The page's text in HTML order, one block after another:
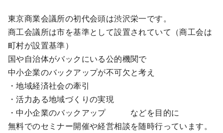
東京商業会議所の初代会頭は渋沢栄一です。
商工会議所は市を基準として設置されていて（商工会は
町村が設置基準）
国や自治体がバックにいる公的機関で
中小企業のバックアップが不可欠と考え
・地域経済社会の牽引
・活力ある地域づくりの実現
・中小企業のバックアップ などを目的に
無料でのセミナー開催や経営相談を随時行っています。